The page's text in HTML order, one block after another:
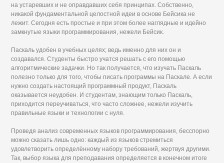
на устаревших и не оправдавших себя принципах. Собственно,
никакой фундаментальной целостной идеи в основе Бейсика не
лежит. Сегодня есть простые и при этом более наглядные и идейно
замкнутые языки программирования, нежели Бейсик.
Паскаль удобен в учебных целях; ведь именно для них он и
создавался. Студенты быстро учатся решать с его помощью
алгоритмические задачки. Но так получается, что изучать Паскаль
полезно только для того, чтобы писать программы на Паскале. А если
нужно создать настоящий программный продукт, Паскаль
оказывается неудобен. И студентам, знающим только Паскаль,
приходится переучиваться, что часто сложнее, нежели изучить
правильные языки и технологии с нуля.
Проведя анализ современных языков программирования, бесспорно
можно сказать лишь одно: каждый из языков стремиться
удовлетворить определённому набору требований, жертвуя другими.
Так, выбор языка для преподавания определяется в конечном итоге